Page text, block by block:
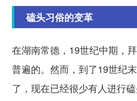
磕头习俗的变革
在湖南常德，19世纪中期，
普遍的。然而，到了19世纪
了，现在已经很少有人进行磕